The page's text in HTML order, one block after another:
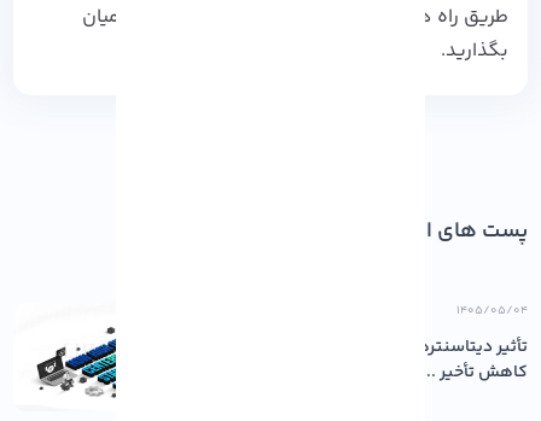
طریق راه های ارتباطی با کارشناسان آذرسیس در میان
بگذارید.
پست های اخیر
۱۴۰۵/۰۵/۰۴
تأثیر دیتاسنترهای باکیفیت بر پایداری و
کاهش تأخیر ...